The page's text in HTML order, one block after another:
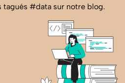
tagués #data sur notre blog.